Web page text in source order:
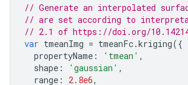
// Generate an interpolated
// are set according to
// 2.1 of https://doi.org/
var tmeanImg = tmeanFc.kriging({
propertyName : 'tmean' ,
shape : 'gaussian' ,
range : 2.8e6,